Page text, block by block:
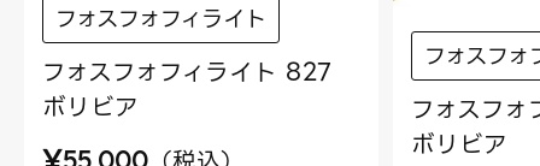
フォスフォフィライト
フォスフォフィライト 827
ボリビア
フォスフォ
フォスフ
ボリビア